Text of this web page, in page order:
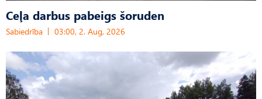
Ceļa darbus pabeigs šoruden
Sabiedrība 03:00, 2. Aug, 2026